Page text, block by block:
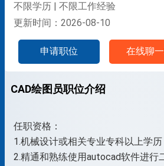
不限学历 | 不限工作经验
更新时间：2026-08-10
申请职位 在线聊
CAD绘图员职位介绍
任职资格：
1.机械设计或相关专业专科以上学历
2.精通和熟练使用autocad软件进行